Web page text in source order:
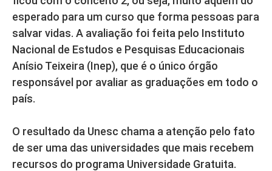
esperado para um curso que forma pessoas para
salvar vidas. A avaliação foi feita pelo Instituto
Nacional de Estudos e Pesquisas Educacionais
Anísio Teixeira (Inep), que é o único órgão
responsável por avaliar as graduações em todo o
país.
O resultado da Unesc chama a atenção pelo fato
de ser uma das universidades que mais recebem
recursos do programa Universidade Gratuita.